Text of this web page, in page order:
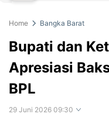
Home Bangka Barat
Bupati dan
Apresiasi
BPL
29 Juni 2026 09:30